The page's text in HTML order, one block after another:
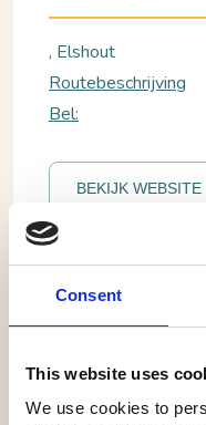
Consent
This website uses
We use cookies to
Elshout, Elshout
De Sint is al druk bezig
zijn intocht in Elshout!
, Elshout
Routebeschrijving
Bel:
BEKIJK WEBSITE